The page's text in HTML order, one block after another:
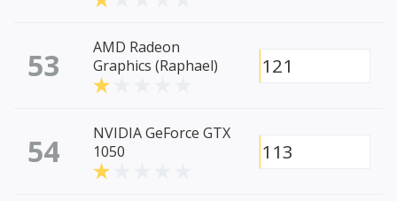
53
AMD Radeon
Graphics (Raphael)
121
54
NVIDIA GeForce GTX
1050
113